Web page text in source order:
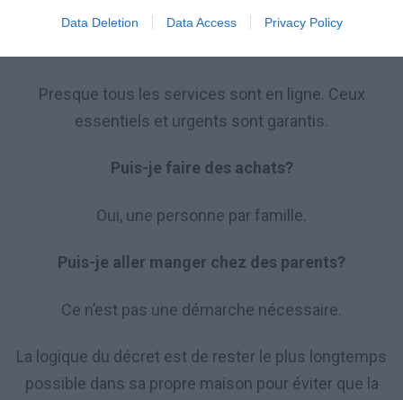
Data Deletion Data Access Privacy Policy
Presque tous les services sont en ligne. Ceux
essentiels et urgents sont garantis.
Puis-je faire des achats?
Oui, une personne par famille.
Puis-je aller manger chez des parents?
Ce n’est pas une démarche nécessaire.
La logique du décret est de rester le plus longtemps
possible dans sa propre maison pour éviter que la